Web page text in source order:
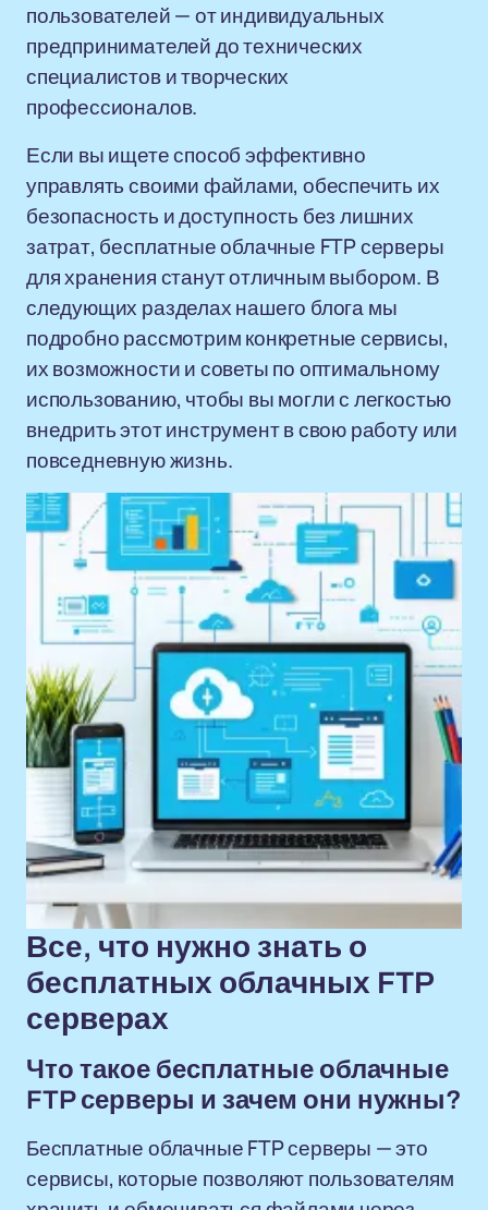
пользователей — от индивидуальных
предпринимателей до технических
специалистов и творческих
профессионалов.
Если вы ищете способ эффективно
управлять своими файлами, обеспечить их
безопасность и доступность без лишних
затрат, бесплатные облачные FTP серверы
для хранения станут отличным выбором. В
следующих разделах нашего блога мы
подробно рассмотрим конкретные сервисы,
их возможности и советы по оптимальному
использованию, чтобы вы могли с легкостью
внедрить этот инструмент в свою работу или
повседневную жизнь.
Все, что нужно знать о
бесплатных облачных FTP
серверах
Что такое бесплатные облачные
FTP серверы и зачем они нужны?
Бесплатные облачные FTP серверы — это
сервисы, которые позволяют пользователям